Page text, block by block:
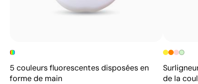
5 couleurs fluorescentes disposées en
forme de main
de la